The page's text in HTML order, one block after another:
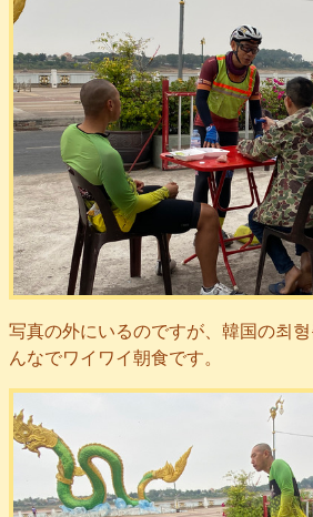
写真の外にいるのですが、韓国の최
んなでワイワイ朝食です。